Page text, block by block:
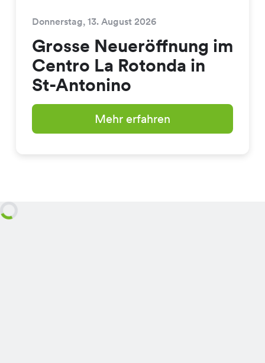
Donnerstag, 13. August 2026
Grosse Neueröffnung im
Centro La Rotonda in
St-Antonino
Mehr erfahren